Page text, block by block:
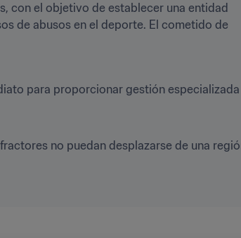
con el objetivo de establecer una entidad
de abusos en el deporte. El cometido de
para proporcionar gestión especializada
no puedan desplazarse de una